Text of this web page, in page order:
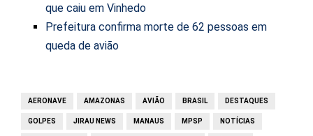
que caiu em Vinhedo
Prefeitura confirma morte de 62 pessoas em
queda de avião
AERONAVE AMAZONAS AVIÃO BRASIL DESTAQUES
GOLPES JIRAU NEWS MANAUS MPSP NOTÍCIAS